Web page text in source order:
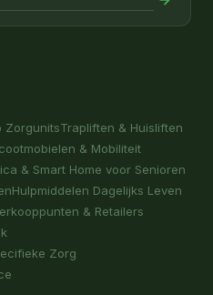
ZorgunitsTrapliften & Huisliften
& Mobiliteit
& Smart Home voor Senioren
Hulpmiddelen Dagelijks Leven
& Retailers
Zorg